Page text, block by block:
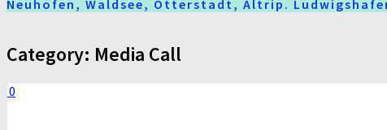
Neuhofen, Waldsee, Otterstadt, Altrip.
Category: Media Call
0